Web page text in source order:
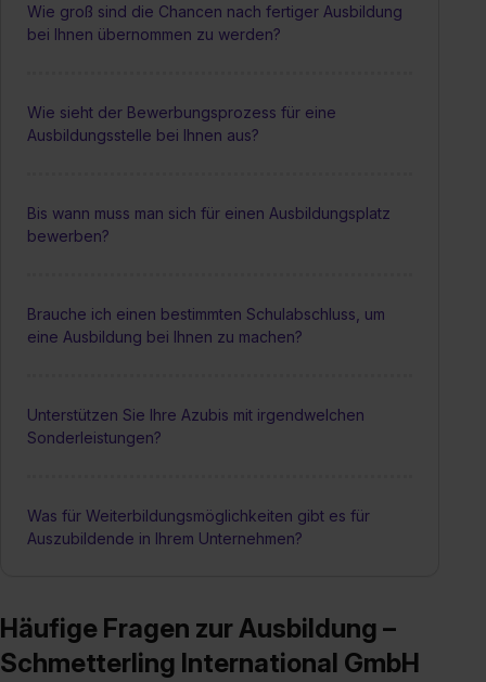
Wie groß sind die Chancen nach fertiger Ausbildung
bei Ihnen übernommen zu werden?
Wie sieht der Bewerbungsprozess für eine
Ausbildungsstelle bei Ihnen aus?
Bis wann muss man sich für einen Ausbildungsplatz
bewerben?
Brauche ich einen bestimmten Schulabschluss, um
eine Ausbildung bei Ihnen zu machen?
Unterstützen Sie Ihre Azubis mit irgendwelchen
Sonderleistungen?
Was für Weiterbildungsmöglichkeiten gibt es für
Auszubildende in Ihrem Unternehmen?
Häufige Fragen zur Ausbildung –
Schmetterling International GmbH